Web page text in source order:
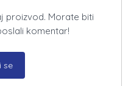
proizvod. Morate biti
komentar!
se